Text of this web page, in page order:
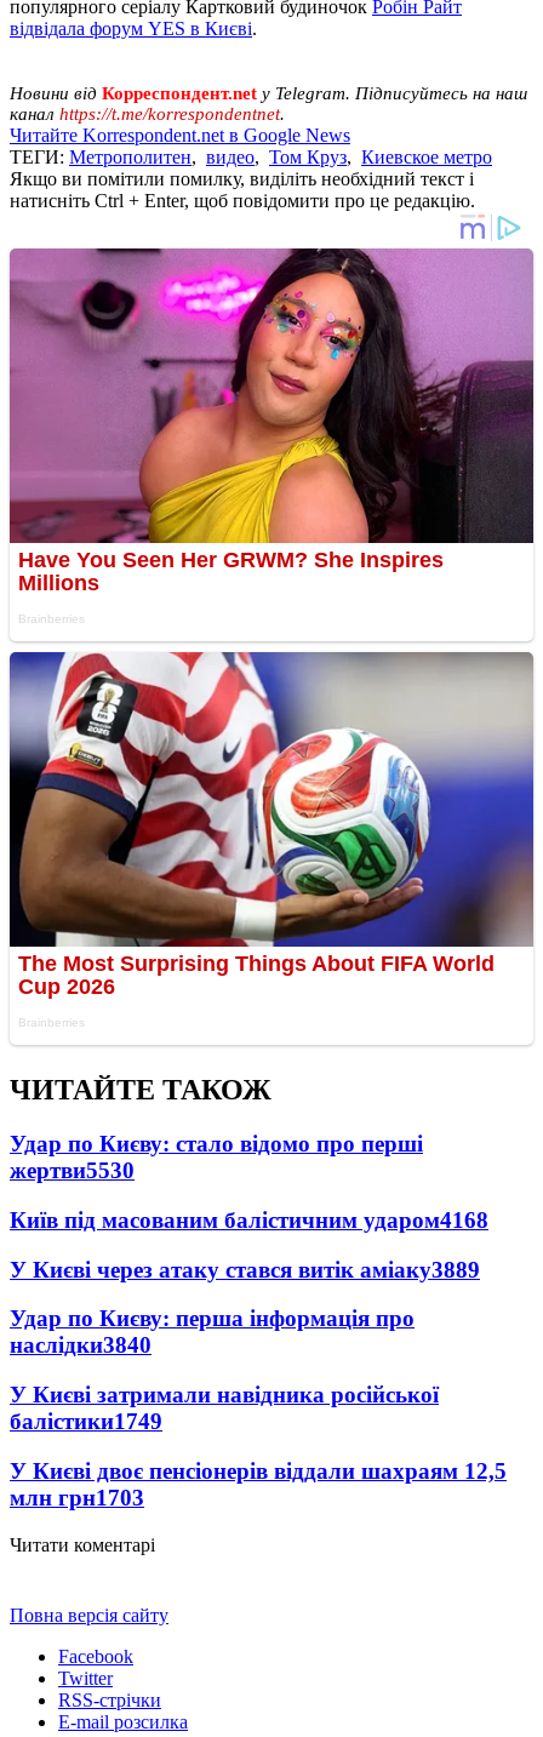
популярного серіалу Картковий будиночок Робін Райт
відвідала форум YES в Києві.
Новини від Корреспондент.net у Telegram. Підписуйтесь на наш
канал https://t.me/korrespondentnet.
Читайте Korrespondent.net в Google News
ТЕГИ: Метрополитен, видео, Том Круз, Киевское метро
Якщо ви помітили помилку, виділіть необхідний текст і
натисніть Ctrl + Enter, щоб повідомити про це редакцію.
ЧИТАЙТЕ ТАКОЖ
Удар по Києву: стало відомо про перші
жертви5530
Київ під масованим балістичним ударом4168
У Києві через атаку стався витік аміаку3889
Удар по Києву: перша інформація про
наслідки3840
У Києві затримали навідника російської
балістики1749
У Києві двоє пенсіонерів віддали шахраям 12,5
млн грн1703
Читати коментарі
Повна версія сайту
Facebook
Twitter
RSS-стрічки
E-mail розсилка